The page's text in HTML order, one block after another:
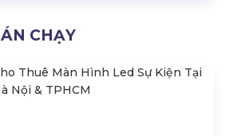
CHẠY
Thuê Màn Hình Led Sự Kiện Tại
Nội & TPHCM